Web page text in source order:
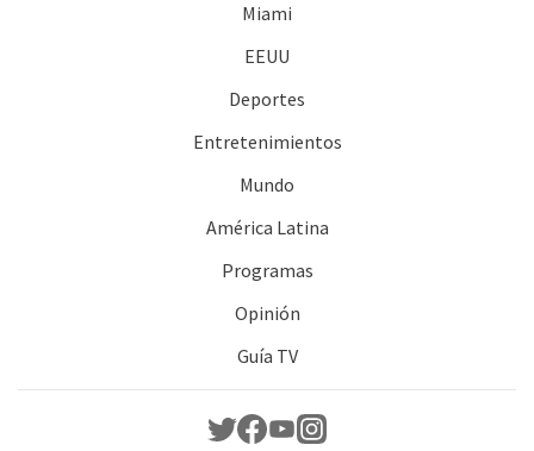
Miami
EEUU
Deportes
Entretenimientos
Mundo
América Latina
Programas
Opinión
Guía TV